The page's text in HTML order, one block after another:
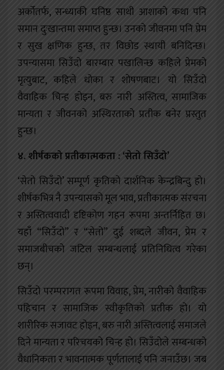
अर्कोतर्फ, सन्ध्याकी घनिष्ठ साथी आशाको कथा पनि
समान दुःखान्तमा समाप्त हुन्छ। उनको जीवनमा पनि प्रेम
र सुख क्षणिक हुन्छ, तर विछोड स्थायी बनिदिन्छ।
उपन्यासमा सिउँदो बारम्बार पखालिन्छ कहिले प्रेमको
मृत्युबाट, कहिले धोका र शोषणबाट। यो सिउँदो
वैवाहिक चिन्ह होइन, बरु नारी अस्तित्व, सामाजिक
मान्यता र जीवनको अस्थिरताको प्रतीक बनेर प्रस्तुत
हुन्छ।
४. शीर्षकको प्रतीकात्मकता : ‘सेतो सिउँदो’
‘सेतो सिउँदो’ सम्पूर्ण कृतिको दार्शनिक केन्द्रबिन्दु हो।
शीर्षकभित्र नै उपन्यासको मूल भाव, प्रतीकात्मक संरचना
र अस्तित्ववादी दृष्टिकोण गहन रूपमा अन्तर्निहित छ।
यहाँ “सिउँदो” र “सेतो” दुई शब्दले जीवन, प्रेम र
समाजबीचको जटिल सम्बन्धलाई प्रतिनिधित्व गरेका
छन्।
सिउँदो परम्परागत रूपमा विवाह, प्रेम, नारीको वैवाहिक
पहिचान र सामाजिक स्वीकृतिको प्रतीक हो। यो
शारीरिक सजावट होइन, बरु नारी अस्तित्वलाई समाजले
दिने मान्यता र परिचयको चिन्ह हो। सिउँदोले सम्बन्धको
वैधानिकता र भावनात्मक पूर्णतालाई पनि जनाउँछ। जब